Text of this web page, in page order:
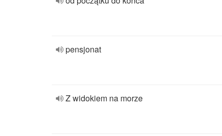
pensjonat
Z widokiem na morze